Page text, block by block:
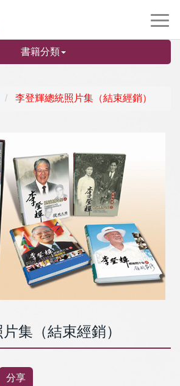
書籍分類
李登輝總統照片集（結束經銷）
集（結束經銷）
分享